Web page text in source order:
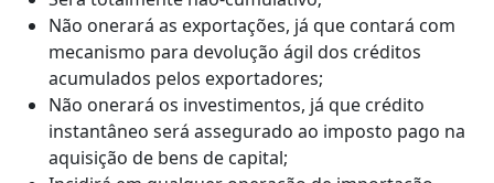
Não onerará as exportações, já que contará com
mecanismo para devolução ágil dos créditos
acumulados pelos exportadores;
Não onerará os investimentos, já que crédito
instantâneo será assegurado ao imposto pago na
aquisição de bens de capital;